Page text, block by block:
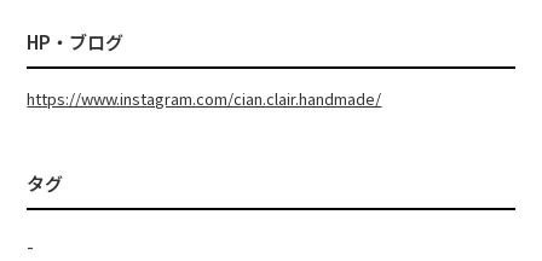
HP・ブログ
https://www.instagram.com/cian.clair.handmade/
タグ
-